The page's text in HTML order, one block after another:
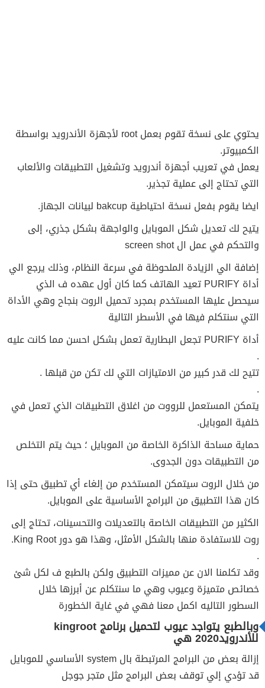
يحتوي على نسخة تقوم بعمل root لأجهزة الأندرويد بواسطة
الكمبيوتر.
يعمل في تعريب أجهزة أندرويد وتشغيل التطبيقات والألعاب
التي تحتاج إلى عملية تجذير.
ايضا يقوم بفعل نسخة احتياطية bakcup لبيانات الجهاز.
يتيح لك تعديل شكل الموبايل والواجهة بشكل جذري، إلى
والتحكم في عمل ال screen shot
إضافة الي الزيادة الملحوظة في سرعة النظام، وذلك يرجع الي
أداة PURIFY تعيد الهاتف كما كان أول عهده ف الذي
سيحصل عليها المستخدم بمجرد تحميل الروت بنجاح وهي الأداة
التي سنتكلم فيها في الأسطر التالية
أداة PURIFY تجعل البطارية تعمل بشكل احسن مما كانت عليه
.
تتيح لك قدر كبير من الامتيازات التي لك تكن من قبلها .
.
يتمكن المستعمل للرووت من اغلاق التطبيقات الذي تعمل في
خلفية الموبايل.
حماية مساحة الذاكرة الخاصة من الموبايل ؛ حيث يتم التخلص
من التطبيقات دون الجدوى.
من خلال الروت سيتمكن المستخدم من إلغاء أي تطبيق حتى إذا
كان هذا التطبيق من البرامج الأساسية على الموبايل.
الكثير من التطبيقات الخاصة بالتعديلات والتحسينات، تحتاج إلى
روت للاستفادة منها بالشكل الأمثل، وهذا هو دور King Root.
.
وقد تكلمنا الان عن مميزات التطبيق ولكن بالطبع ف لكل شئ
خصائص متميزة وعيوب وهي ما سنتكلم عن أبرزها خلال
السطور التاليه اكمل معنا فهي في غاية الخطورة
وبالطبع يتواجد عيوب لتحميل برنامج kingroot
للأندرويد2020 هي
إزالة بعض من البرامج المرتبطة بال system الأساسي للموبايل
قد تؤدي إلي توقف بعض البرامج مثل متجر جوجل